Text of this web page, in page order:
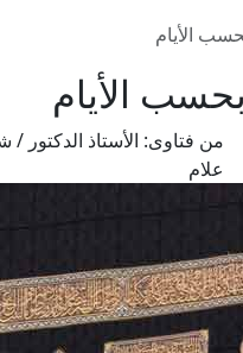
الأيام
الأيام
من فتاوى: الأستاذ الدكتور
علام